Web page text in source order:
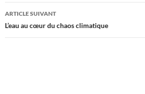
articles
ARTICLE SUIVANT
L’eau au cœur du chaos climatique